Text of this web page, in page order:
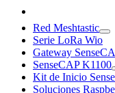
Red Meshtastic
Serie LoRa Wio
Gateway
SenseCAP K1100
Kit de Inicio
Soluciones